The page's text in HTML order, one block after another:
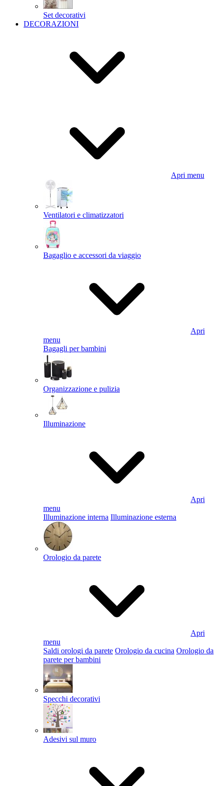
Set decorativi
DECORAZIONI
Apri menu
Ventilatori e climatizzatori
Bagaglio e accessori da viaggio
Apri
menu
Bagagli per bambini
Organizzazione e pulizia
Illuminazione
Apri
menu
Illuminazione interna Illuminazione esterna
Orologio da parete
Apri
menu
Saldi orologi da parete Orologio da cucina Orologio da
parete per bambini
Specchi decorativi
Adesivi sul muro